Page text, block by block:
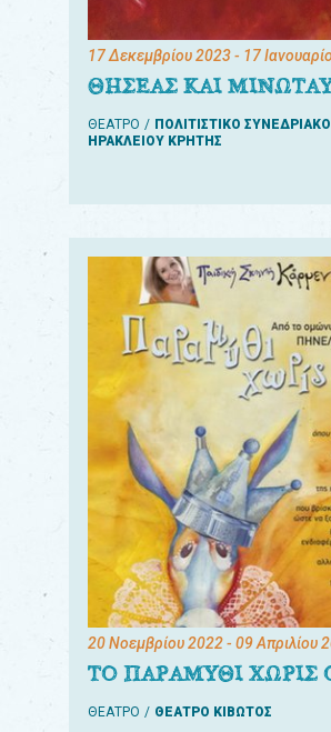
17 Δεκεμβρίου 2023- 17
ΘΗΣΕΑΣ ΚΑΙ
ΘΕΑΤΡΟ
ΠΟΛΙΤΙΣΤΙΚΟ
ΗΡΑΚΛΕΙΟΥ ΚΡΗΤΗΣ
20 Νοεμβρίου 2022- 09 Απριλίου
ΤΟ ΠΑΡΑΜΥΘΙ
ΘΕΑΤΡΟ ΘΕΑΤΡΟ ΚΙΒΩΤΟΣ